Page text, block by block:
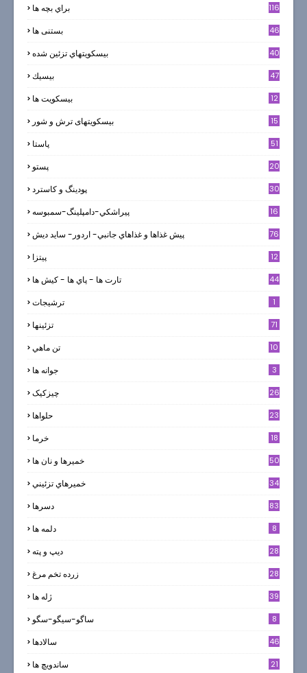
براي بچه ها 116
بستنی ها 46
بيسكويتهاي تزئين شده 40
بيسيك 47
بیسکویت ها
12
بیسکویتهای ترش و شور 15
پاستا 51
پستو 20
پودینگ و کاسترد 30
پيراشكي-دامپلينگ-سمبوسه 16
پيش غذاها و غذاهاي جانبي- اردور- سايد ديش 76
پیتزا 12
تارت ها - پاي ها - كيش ها 44
ترشيجات 1
تزئینها 71
تن ماهي 10
جوانه ها 3
چیزکیک 26
حلواها 23
خرما 18
خميرها و نان ها 50
خميرهاي تزئيني 34
دسرها 83
دلمه ها 8
ديپ و پته 28
زرده تخم مرغ 28
ژله ها 39
ساگو-سیگو-سگو 8
سالادها 46
ساندویچ ها 21